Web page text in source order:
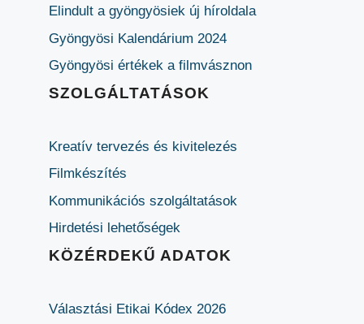
Elindult a gyöngyösiek új híroldala
Gyöngyösi Kalendárium 2024
Gyöngyösi értékek a filmvásznon
SZOLGÁLTATÁSOK
Kreatív tervezés és kivitelezés
Filmkészítés
Kommunikációs szolgáltatások
Hirdetési lehetőségek
KÖZÉRDEKŰ ADATOK
Választási Etikai Kódex 2026